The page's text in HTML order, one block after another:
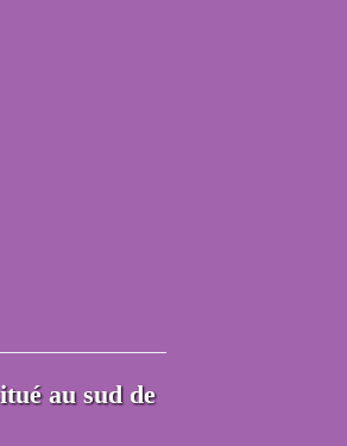
au sud de